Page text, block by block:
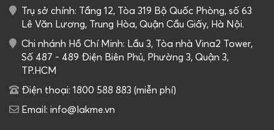
Trụ sở chính: Tầng 12, Tòa 319 Bộ Quốc Phòng, số 63
Lê Văn Lương, Trung Hòa, Quận Cầu Giấy, Hà Nội.
Chi nhánh Hồ Chí Minh: Lầu 3, Tòa nhà Vina2 Tower,
Số 487 - 489 Điện Biên Phủ, Phường 3, Quận 3,
TP.HCM
Điện thoại: 1800 588 883 (miễn phí)
Email: info@lakme.vn